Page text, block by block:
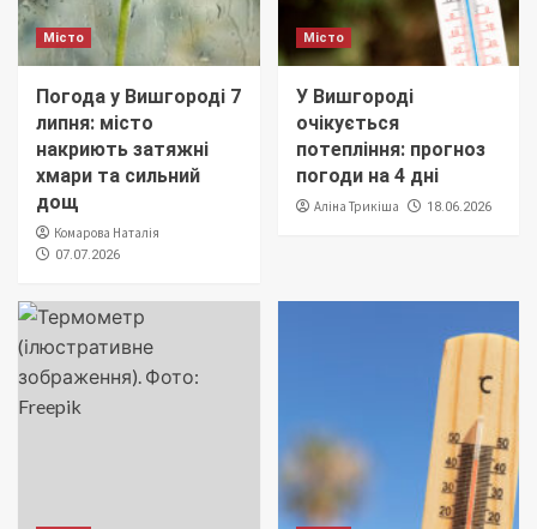
Місто
Погода у Вишгороді 7
липня: місто
накриють затяжні
хмари та сильний
дощ
Комарова Наталія
07.07.2026
Місто
У Вишгороді
очікується
потепління: прогноз
погоди на 4 дні
Аліна Трикіша 18.06.2026